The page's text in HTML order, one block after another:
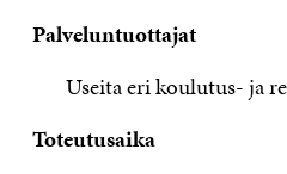
Palveluntuottajat
Useita eri koulutus- ja
Toteutusaika